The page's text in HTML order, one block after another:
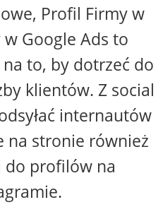
Profil Firmy w
Google Ads to
to, by dotrzeć do
klientów. Z social
internautów
na stronie również
do profilów na